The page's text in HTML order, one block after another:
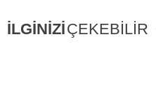
İLGİNİZİÇEKEBİLİR